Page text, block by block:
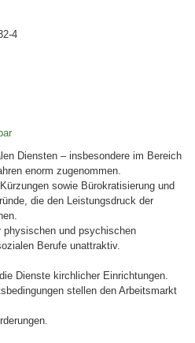
4
Diensten – insbesondere im Bereich
enorm zugenommen.
sowie Bürokratisierung und
die den Leistungsdruck der
und psychischen
Berufe unattraktiv.
Dienste kirchlicher Einrichtungen.
stellen den Arbeitsmarkt